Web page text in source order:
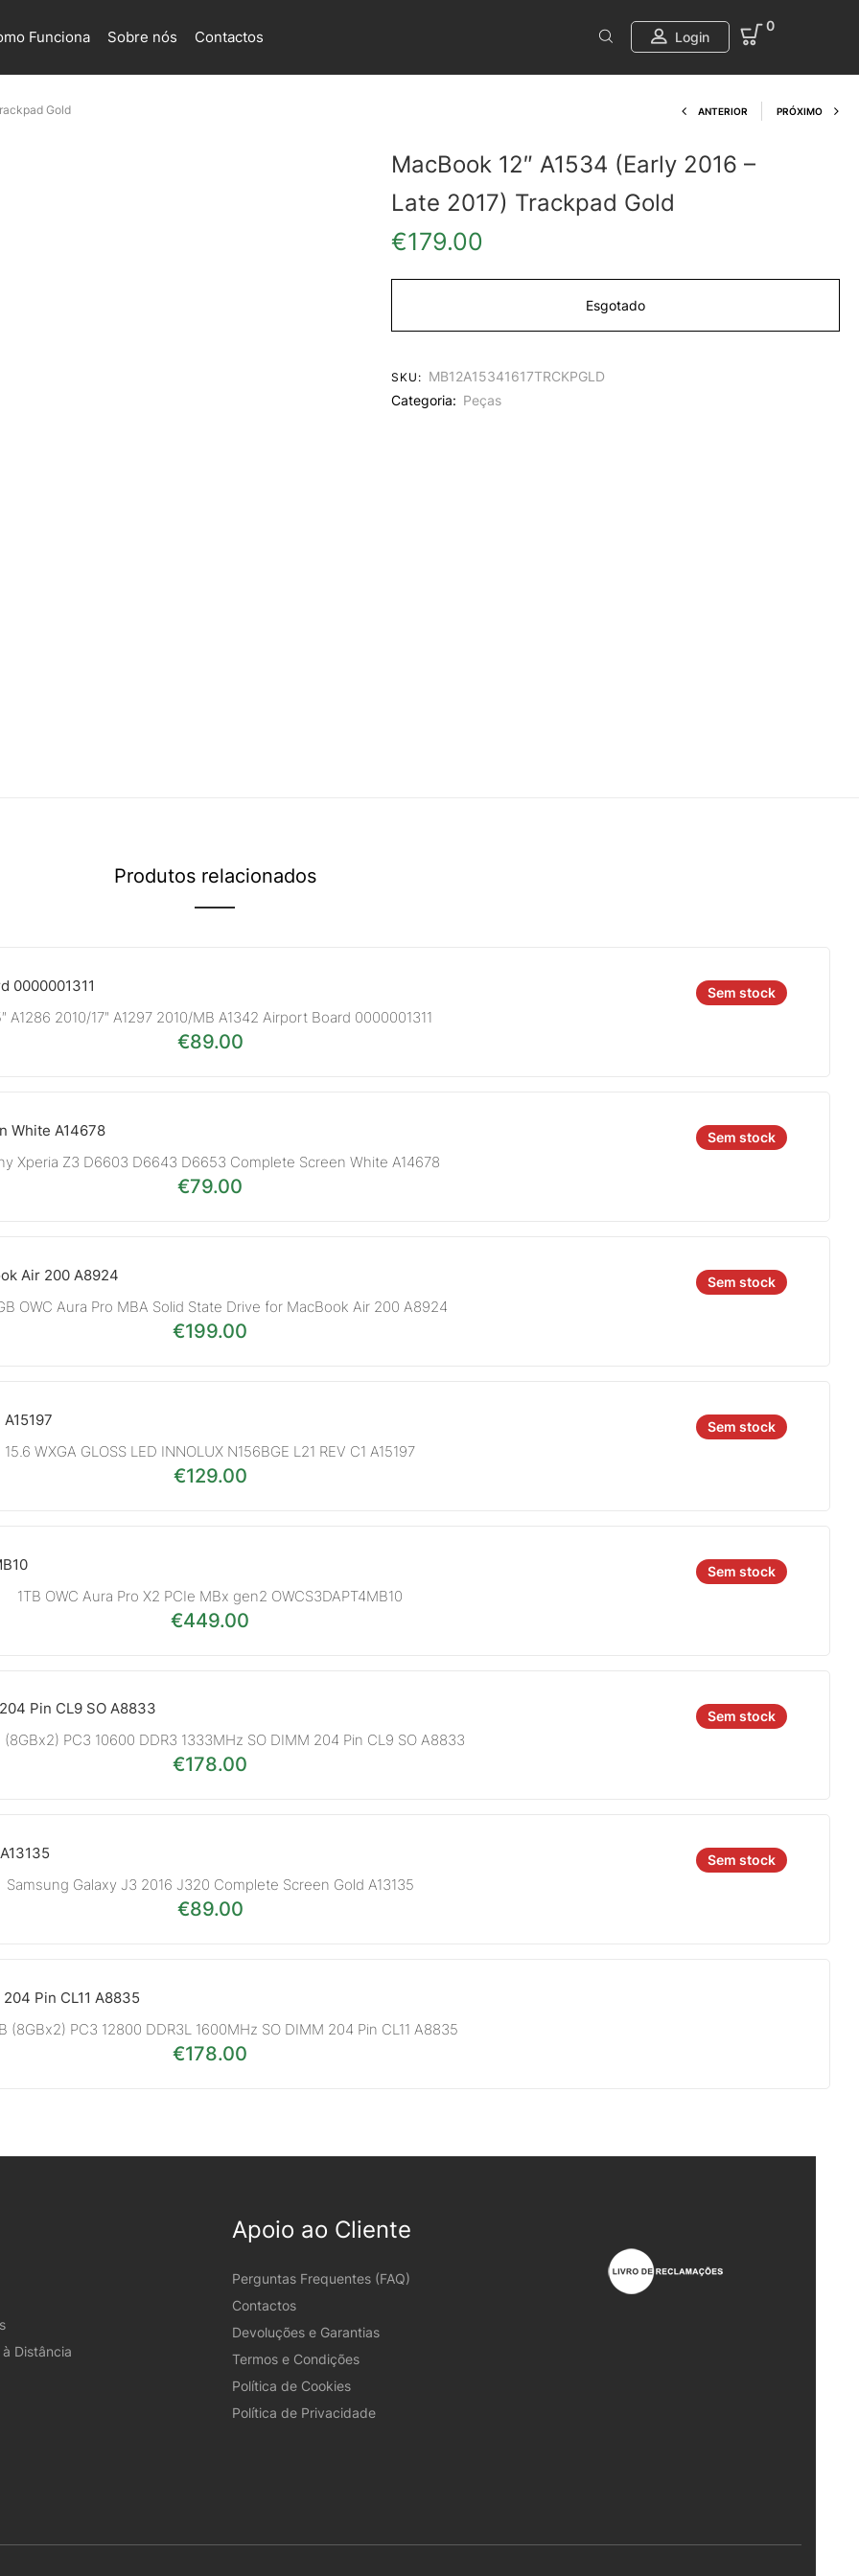
Funciona Sobre nós Contactos Login
0
Gold Product
ANTERIOR PRÓXIMO
MacBook 12″ A1534 (Early 2016 –
Late 2017) Trackpad Gold
€179.00
Esgotado
SKU: MB12A15341617TRCKPGLD
Categoria: Peças
Produtos relacionados
Sem stock
A1286 2010/17″ A1297 2010/MB A1342 Airport Board 0000001311
€89.00
Sem stock
Xperia Z3 D6603 D6643 D6653 Complete Screen White A14678
€79.00
Sem stock
OWC Aura Pro MBA Solid State Drive for MacBook Air 200 A8924
€199.00
Sem stock
15.6 WXGA GLOSS LED INNOLUX N156BGE L21 REV C1 A15197
€129.00
Sem stock
1TB OWC Aura Pro X2 PCIe MBx gen2 OWCS3DAPT4MB10
€449.00
Sem stock
(8GBx2) PC3 10600 DDR3 1333MHz SO DIMM 204 Pin CL9 SO A8833
€178.00
Sem stock
Samsung Galaxy J3 2016 J320 Complete Screen Gold A13135
€89.00
(8GBx2) PC3 12800 DDR3L 1600MHz SO DIMM 204 Pin CL11 A8835
€178.00
Distância
Apoio ao Cliente
Perguntas Frequentes (FAQ)
Contactos
Devoluções e Garantias
Termos e Condições
Política de Cookies
Política de Privacidade